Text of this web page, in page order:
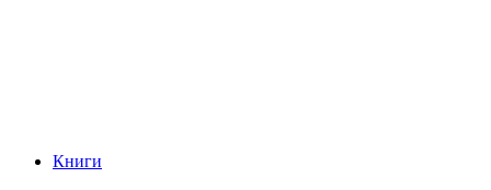
Книги